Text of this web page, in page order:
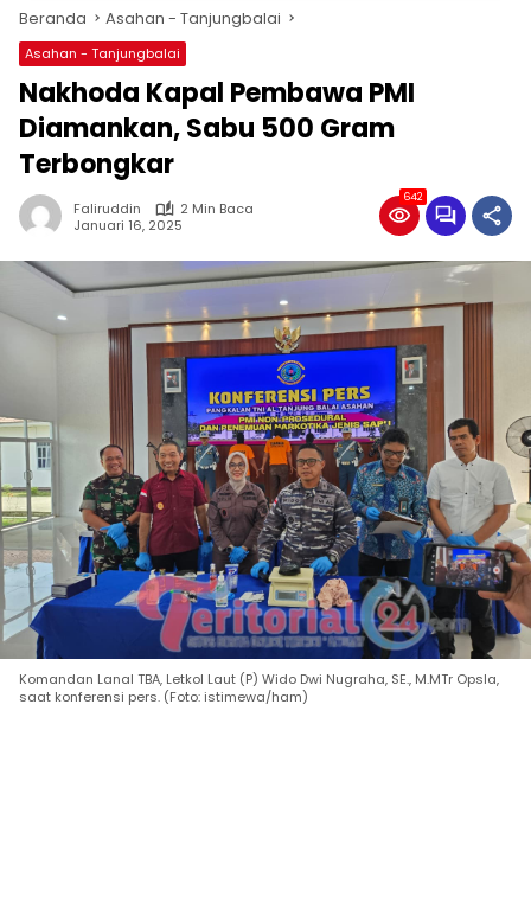
Beranda Asahan - Tanjungbalai
Asahan - Tanjungbalai
Nakhoda Kapal Pembawa PMI
Diamankan, Sabu 500 Gram
Terbongkar
Faliruddin
2 Min Baca
Januari 16, 2025
642
Komandan Lanal TBA, Letkol Laut (P) Wido Dwi Nugraha, SE., M.MTr Opsla,
saat konferensi pers. (Foto: istimewa/ham)